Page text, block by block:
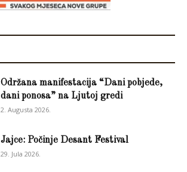
Održana manifestacija “Dani pobjede,
dani ponosa” na Ljutoj gredi
2. Augusta 2026.
Jajce: Počinje Desant Festival
29. Jula 2026.